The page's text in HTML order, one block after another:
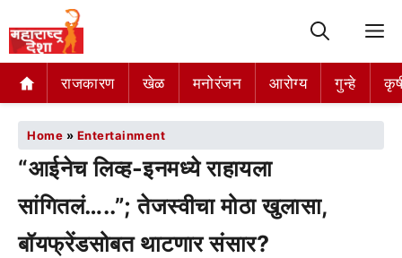
राजकारण खेळ मनोरंजन आरोग्य गुन्हे
Home » Entertainment
“आईनेच लिव्ह-इनमध्ये राहायला
सांगितलं…..”; तेजस्वीचा मोठा खुलासा,
बॉयफ्रेंडसोबत थाटणार संसार?